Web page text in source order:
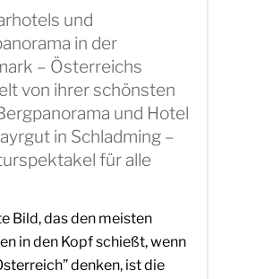
und
in der
– Österreichs
von ihrer schönsten
und Hotel
in Schladming –
für alle
Bild, das den meisten
in den Kopf schießt, wenn
denken, ist die